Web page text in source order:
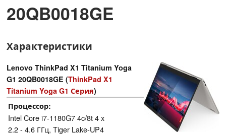
20QB0018GE
Характеристики
Lenovo ThinkPad X1 Titanium Yoga
G1 20QB0018GE (ThinkPad X1
Titanium Yoga G1 Серия)
Процессор
Intel Core i7-1180G7 4c/8t 4 x
2.2 - 4.6 ГГц, Tiger Lake-UP4